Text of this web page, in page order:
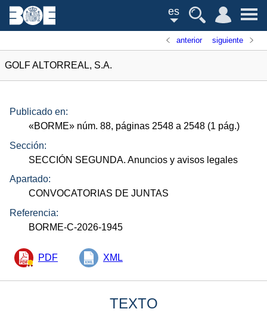
es
anterior siguiente
GOLF ALTORREAL, S.A.
Publicado en:
«BORME» núm. 88, páginas 2548 a 2548 (1 pág.)
Sección:
SECCIÓN SEGUNDA. Anuncios y avisos legales
Apartado:
CONVOCATORIAS DE JUNTAS
Referencia:
BORME-C-2026-1945
PDF XML
TEXTO